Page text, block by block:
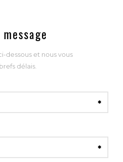
dessous et nous vous
délais.